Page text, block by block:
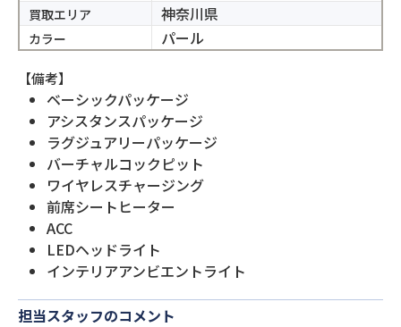
買取エリア 神奈川県
カラー パール
【備考】
ベーシックパッケージ
アシスタンスパッケージ
ラグジュアリーパッケージ
バーチャルコックピット
ワイヤレスチャージング
前席シートヒーター
ACC
LEDヘッドライト
インテリアアンビエントライト
担当スタッフのコメント